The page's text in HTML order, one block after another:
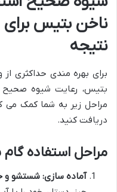
ناخن بتیس برای
نتیجه
برای بهره مندی حداکثری از
بتیس، رعایت شیوه صحیح
مراحل زیر به شما کمک می
دریافت کنید.
مراحل استفاده گام
آماده سازی: شستشو